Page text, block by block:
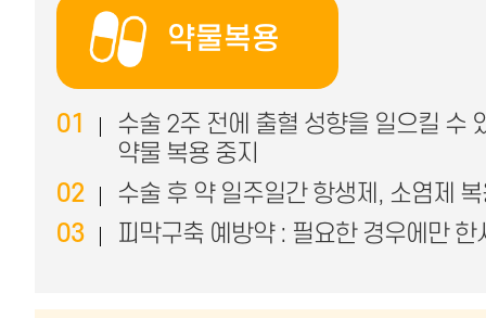
약물복용
01
수술 2주 전에 출혈 성향을 일으킬 수
약물 복용 중지
02
수술 후 약 일주일간 항생제, 소염제
03
피막구축 예방약 : 필요한 경우에만 한